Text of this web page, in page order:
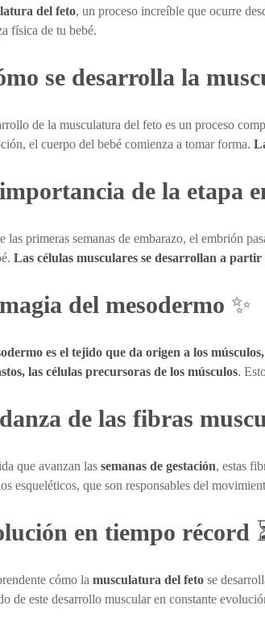
del feto, un proceso increíble que ocurre
física de tu bebé.
se desarrolla la
de la musculatura del feto es un proceso
el cuerpo del bebé comienza a tomar forma.
de la etapa
las primeras semanas de embarazo, el embrión
Las células musculares se desarrollan a
del mesodermo ✨
es el tejido que da origen a los
las células precursoras de los músculos.
de las fibras
que avanzan las semanas de gestación, estas
esqueléticos, que son responsables del
en tiempo récord
cómo la musculatura del feto se
de este desarrollo muscular en constante